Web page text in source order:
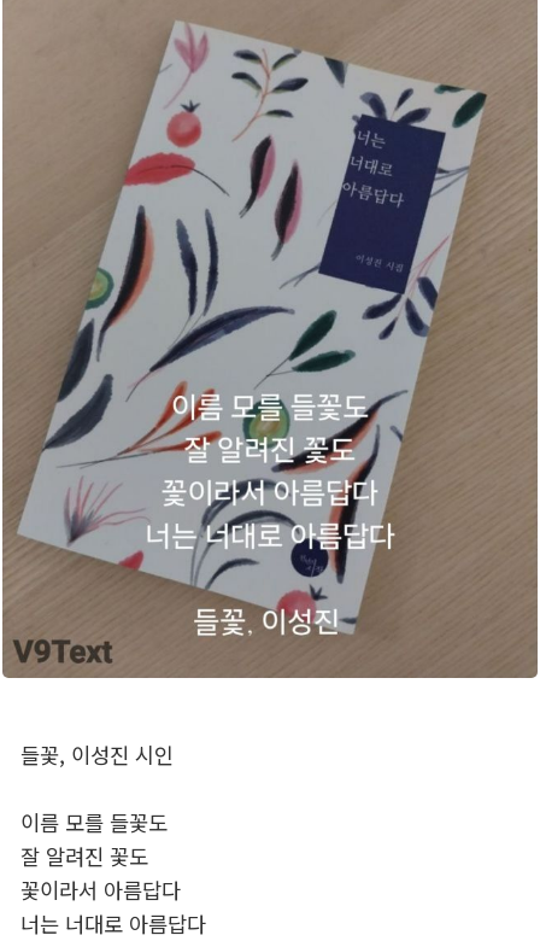
들꽃, 이성진 시인
이름 모를 들꽃도
잘 알려진 꽃도
꽃이라서 아름답다
너는 너대로 아름답다